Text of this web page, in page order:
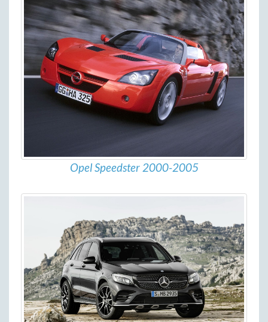
Opel Speedster 2000-2005